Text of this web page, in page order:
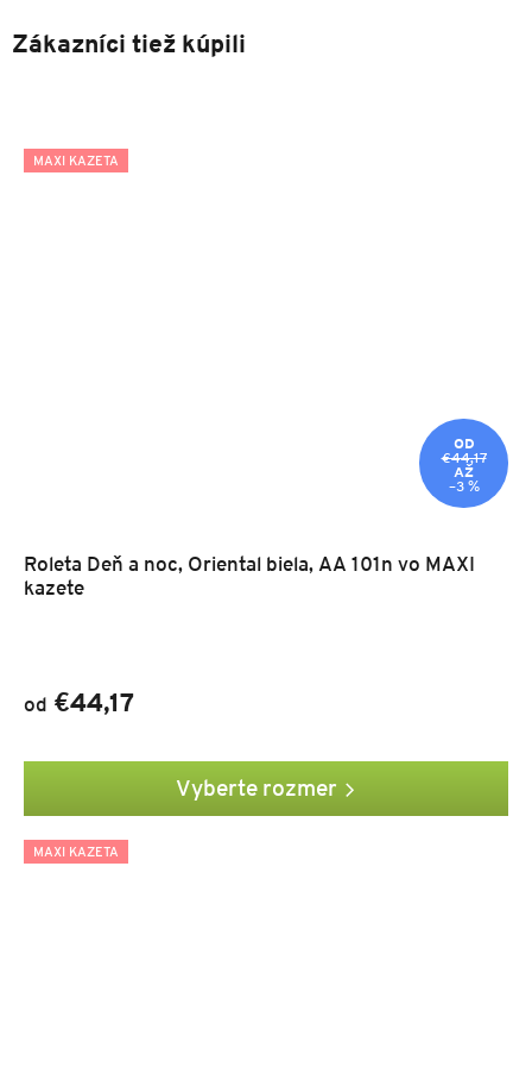
Zákazníci tiež kúpili
MAXI KAZETA
OD
€44,17
AŽ
–3 %
Roleta Deň a noc, Oriental biela, AA 101n vo MAXI
kazete
od €44,17
Vyberte rozmer
MAXI KAZETA